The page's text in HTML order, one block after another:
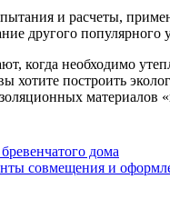
и расчеты,
другого
когда необходимо
хотите построить
дома
совмещения и